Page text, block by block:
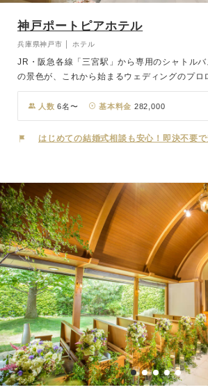
神戸ポートピアホテル
兵庫県神戸市 │ ホテル
JR・阪急各線「三宮駅」から専用のシャトル
の景色が、これから始まるウェディングのプロ
ディングのラグジュアリーな空間と、洗練され
のオリジナリティをスパイスに、心温まる1日
人数 6名〜 基本料金 282,000
はじめての結婚式相談も安心！即決不要